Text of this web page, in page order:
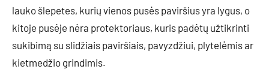
lauko šlepetes, kurių vienos pusės paviršius yra lygus, o
kitoje pusėje nėra protektoriaus, kuris padėtų užtikrinti
sukibimą su slidžiais paviršiais, pavyzdžiui, plytelėmis ar
kietmedžio grindimis.